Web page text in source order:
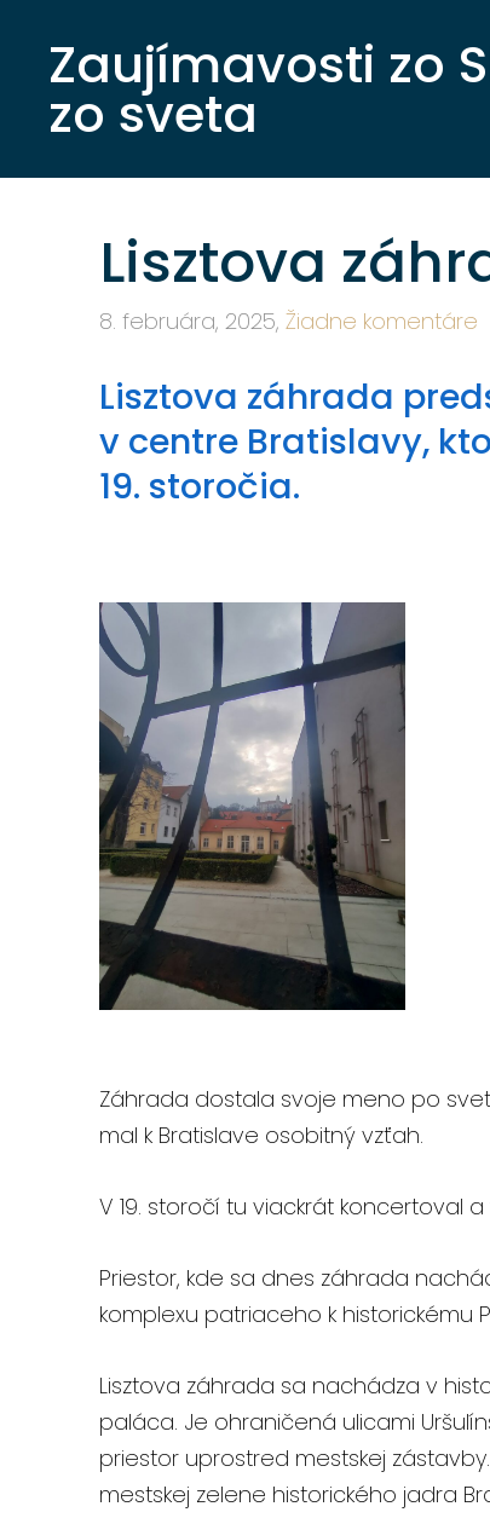
Zaujímavosti zo
zo sveta
Lisztova
8. februára, 2025, Žiadne komentáre
Lisztova záhrada
v centre Bratislavy,
19. storočia.
Záhrada dostala svoje meno po
mal k Bratislave osobitný vzťah.
V 19. storočí tu viackrát koncertoval
Priestor, kde sa dnes záhrada
komplexu patriaceho k historickému
Lisztova záhrada sa nachádza v
paláca. Je ohraničená ulicami
priestor uprostred mestskej
mestskej zelene historického jadra